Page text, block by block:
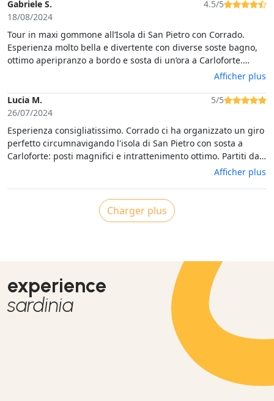
Gabriele S.
18/08/2024
4.5/5
Tour in maxi gommone all’Isola di San Pietro con Corrado.
Esperienza molto bella e divertente con diverse soste bagno,
ottimo aperipranzo a bordo e sosta di un’ora a Carloforte.
Afficher plus
Lucia M.
26/07/2024
5/5
Esperienza consigliatissimo. Corrado ci ha organizzato un giro
perfetto circumnavigando l'isola di San Pietro con sosta a
Carloforte: posti magnifici e intrattenimento ottimo. Partiti da
Sant'Antioco primo bagno all'Isola Piana rotta verso Grotta del
gommone a Cala Lisca (ottimo tagliere di e formaggi
accompagnato da Vermentino sardo e concluso con ottima
Afficher plus
Charger plus
experience
sardinia